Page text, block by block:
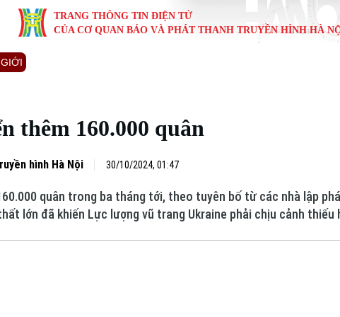
TRANG THÔNG TIN ĐIỆN TỬ
CỦA CƠ QUAN BÁO VÀ PHÁT THANH TRUYỀN HÌNH HÀ
Hà Nội
sự
sơ
Việt 4 phương
Cafe sáng
Tài chính Ngân hàng
Doanh nghiệp
Đầu tư
Căn hộ
Đất đai
Tàu
Xe máy
Thị trường
Tuyển sinh
thêm 160.000 quân
hình Hà Nội 30/10/2024, 01:47
quân trong ba tháng tới, theo tuyên bố từ các nhà lập
lớn đã khiến Lực lượng vũ trang Ukraine phải chịu cảnh thiếu